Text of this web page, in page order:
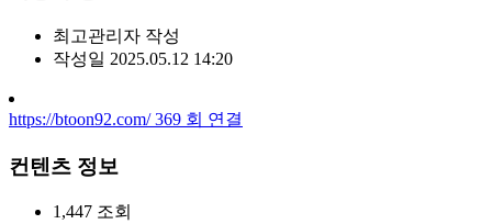
최고관리자 작성
작성일 2025.05.12 14:20
https://btoon92.com/369 회 연결
컨텐츠 정보
1,447 조회